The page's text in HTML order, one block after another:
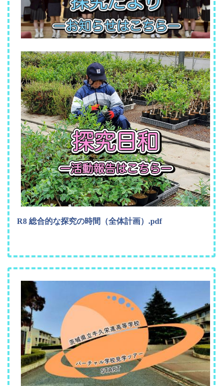
R8 総合的な探究の時間（全体計画）.pdf